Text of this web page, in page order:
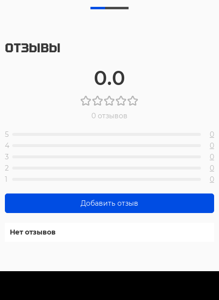
ОТЗЫВЫ
0.0
0 отзывов
5
0
4
0
3
0
2
0
1
0
Добавить отзыв
Нет отзывов